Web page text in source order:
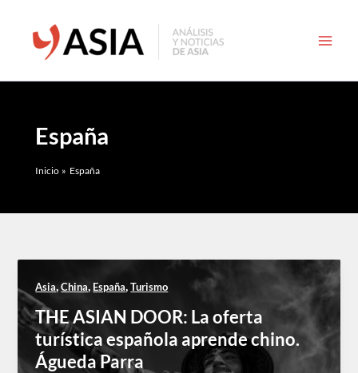
contenido
España
Inicio España
Asia,China, España,Turismo
THE ASIAN DOOR: La oferta
turística española aprende chino.
Águeda Parra